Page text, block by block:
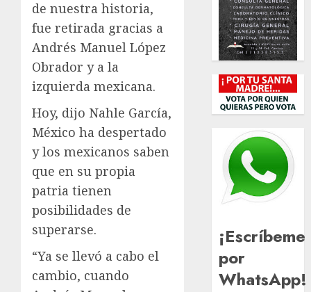
de nuestra historia,
fue retirada gracias a
Andrés Manuel López
Obrador y a la
izquierda mexicana.
Hoy, dijo Nahle García,
México ha despertado
y los mexicanos saben
que en su propia
patria tienen
posibilidades de
superarse.
“Ya se llevó a cabo el
cambio, cuando
¡Escríbeme
por
WhatsApp!